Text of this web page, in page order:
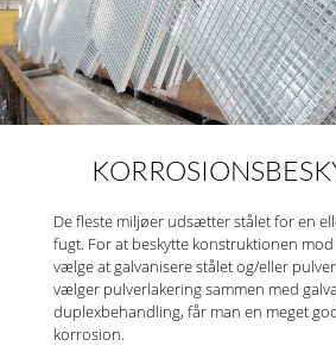
De fleste miljøer udsætter stålet for en
fugt. For at beskytte konstruktionen
vælge at galvanisere stålet og/eller
vælger pulverlakering sammen med
duplexbehandling, får man en meget
korrosion.